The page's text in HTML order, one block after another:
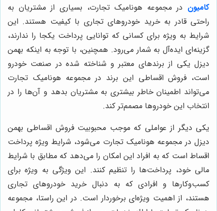
کامیون در مجموعه هونامیک تجارت، بسیاری از مشتریان به
راحتی قادر به خرید خودروهای تجاری با کیفیت هستند. این
شرایط به ویژه برای کسانی که توانایی پرداخت یکجا را ندارند،
گزینه‌ای ایده‌آل به شمار می‌رود. همچنین، با توجه به اینکه بهمن
دیزل یکی از برندهای معتبر و شناخته شده در صنعت خودرو
است، فروش اقساطی این برند در مجموعه هونامیک تجارت
می‌تواند اطمینان خاطر بیشتری به مشتریان بدهد و آن‌ها را در
انتخاب این خودروها مصمم‌تر کند.
یکی دیگر از عواملی که موجب محبوبیت فروش اقساطی بهمن
دیزل در مجموعه هونامیک تجارت می‌شود، شرایط ویژه پرداخت
اقساط است که به افراد این امکان را می‌دهد که مطابق با شرایط
مالی خود، پرداخت‌ها را تنظیم کنند. این ویژگی به ویژه برای
کسب‌وکارها و افرادی که به دنبال خرید خودروهای تجاری
هستند، از اهمیت ویژه‌ای برخوردار است. در این راستا، مجموعه